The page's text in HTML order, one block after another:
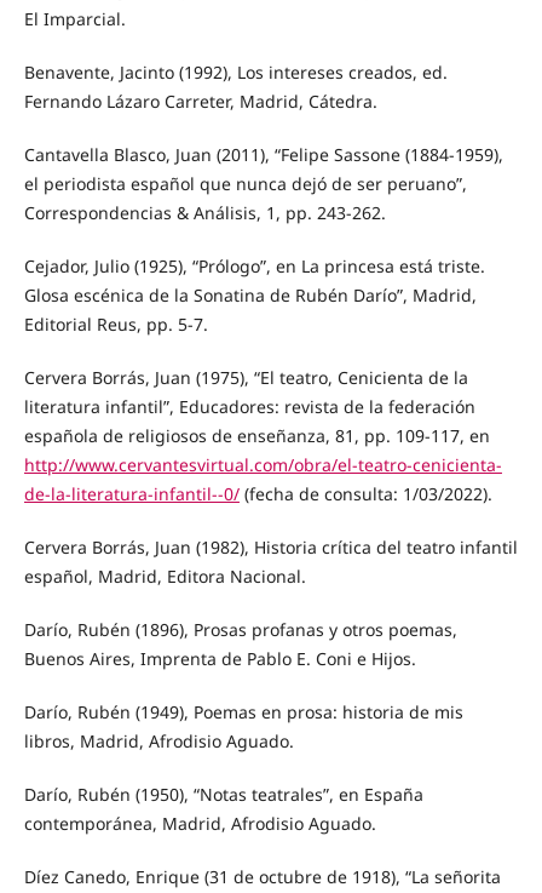
El Imparcial.
Benavente, Jacinto (1992), Los intereses creados, ed.
Fernando Lázaro Carreter, Madrid, Cátedra.
Cantavella Blasco, Juan (2011), “Felipe Sassone (1884-1959),
el periodista español que nunca dejó de ser peruano”,
Correspondencias & Análisis, 1, pp. 243-262.
Cejador, Julio (1925), “Prólogo”, en La princesa está triste.
Glosa escénica de la Sonatina de Rubén Darío”, Madrid,
Editorial Reus, pp. 5-7.
Cervera Borrás, Juan (1975), “El teatro, Cenicienta de la
literatura infantil”, Educadores: revista de la federación
española de religiosos de enseñanza, 81, pp. 109-117, en
http://www.cervantesvirtual.com/obra/el-teatro-cenicienta-
de-la-literatura-infantil--0/(fecha de consulta: 1/03/2022).
Cervera Borrás, Juan (1982), Historia crítica del teatro infantil
español, Madrid, Editora Nacional.
Darío, Rubén (1896), Prosas profanas y otros poemas,
Buenos Aires, Imprenta de Pablo E. Coni e Hijos.
Darío, Rubén (1949), Poemas en prosa: historia de mis
libros, Madrid, Afrodisio Aguado.
Darío, Rubén (1950), “Notas teatrales”, en España
contemporánea, Madrid, Afrodisio Aguado.
Díez Canedo, Enrique (31 de octubre de 1918), “La señorita